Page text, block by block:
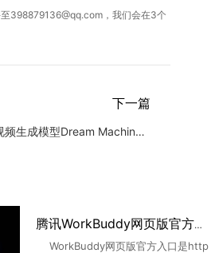
398879136@qq.com，我们会在3个
下一篇
Luma AI视频生成模型Dream Machine完全指南
腾讯WorkBuddy网页版官方入口登陆地址
WorkBuddy网页版官方入口是http